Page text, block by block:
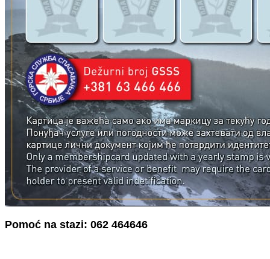
Pomoć na stazi: 062 464646